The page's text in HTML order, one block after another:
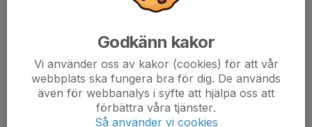
Godkänn kakor
Vi använder oss av kakor (cookies) för att vår
webbplats ska fungera bra för dig. De används
även för webbanalys i syfte att hjälpa oss att
förbättra våra tjänster.
Så använder vi cookies